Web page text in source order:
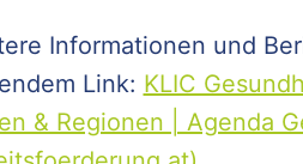
Informationen und
Link: KLIC
& Regionen | Agenda